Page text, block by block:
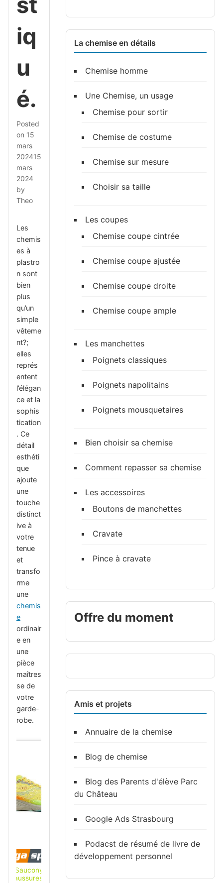
iq
u
é.
Posted
on 15
mars
202415
mars
2024
by
Theo
Les
chemis
es à
plastro
n sont
bien
plus
qu’un
simple
vêteme
nt?;
elles
représ
entent
l’élégan
ce et la
sophis
tication
. Ce
détail
esthéti
que
ajoute
une
touche
distinct
ive à
votre
tenue
et
transfo
rme
une
chemis
e
ordinair
e en
une
pièce
maîtres
se de
votre
garde-
robe.
Saucony
Chaussures de
La chemise en détails
Chemise homme
Une Chemise, un usage
Chemise pour sortir
Chemise de costume
Chemise sur mesure
Choisir sa taille
Les coupes
Chemise coupe cintrée
Chemise coupe ajustée
Chemise coupe droite
Chemise coupe ample
Les manchettes
Poignets classiques
Poignets napolitains
Poignets mousquetaires
Bien choisir sa chemise
Comment repasser sa chemise
Les accessoires
Boutons de manchettes
Cravate
Pince à cravate
Offre du moment
Amis et projets
Annuaire de la chemise
Blog de chemise
Blog des Parents d'élève Parc
du Château
Google Ads Strasbourg
Podacst de résumé de livre de
développement personnel